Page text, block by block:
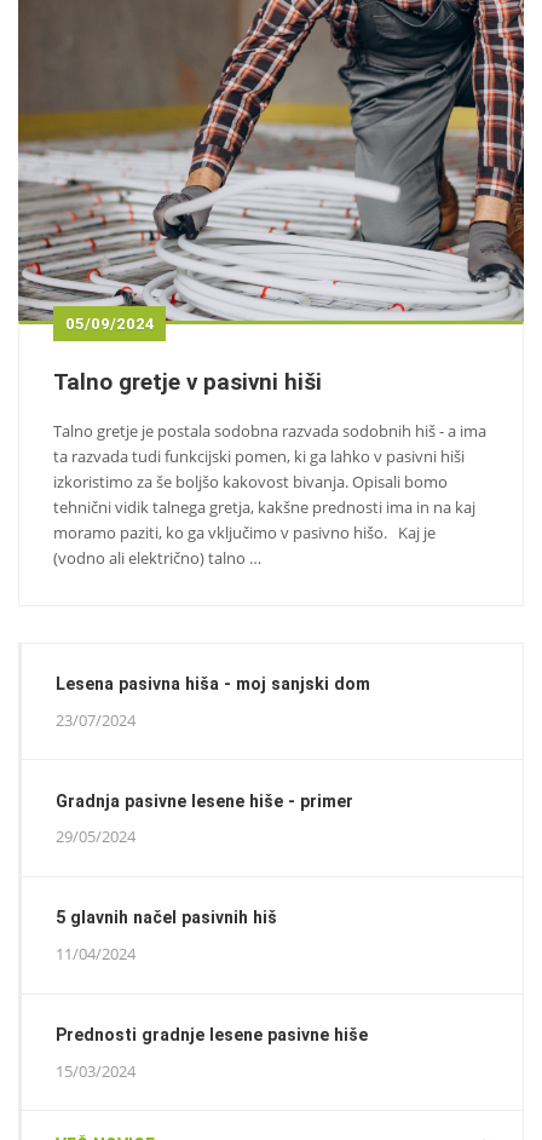
05/09/2024
Talno gretje v pasivni hiši
Talno gretje je postala sodobna razvada sodobnih hiš - a ima
ta razvada tudi funkcijski pomen, ki ga lahko v pasivni hiši
izkoristimo za še boljšo kakovost bivanja. Opisali bomo
tehnični vidik talnega gretja, kakšne prednosti ima in na kaj
moramo paziti, ko ga vključimo v pasivno hišo. Kaj je
(vodno ali električno) talno …
Lesena pasivna hiša - moj sanjski dom
23/07/2024
Gradnja pasivne lesene hiše - primer
29/05/2024
5 glavnih načel pasivnih hiš
11/04/2024
Prednosti gradnje lesene pasivne hiše
15/03/2024